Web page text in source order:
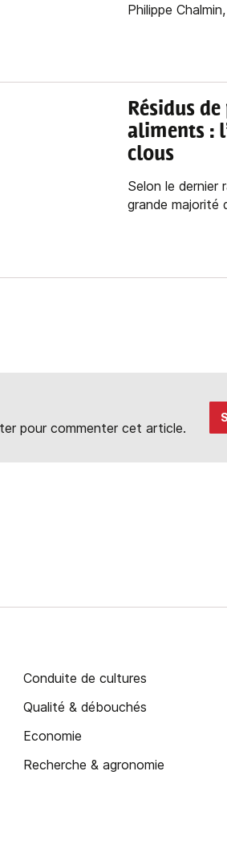
Philippe
Résidus
aliments :
clous
Selon le dernier
grande majorité
pour commenter cet article.
Conduite de cultures
Qualité & débouchés
Economie
Recherche & agronomie